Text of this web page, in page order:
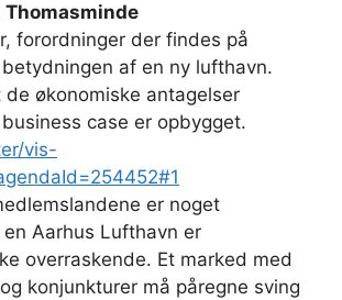
forordninger der findes på
af en ny lufthavn.
økonomiske antagelser
case er opbygget.
vis-
er noget
Aarhus Lufthavn er
overraskende. Et marked med
konjunkturer må påregne sving